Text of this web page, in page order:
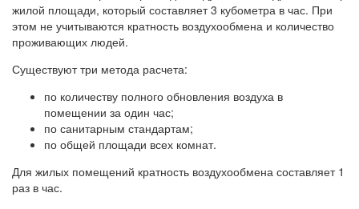
жилой площади, который составляет 3 кубометра в час. При
этом не учитываются кратность воздухообмена и количество
проживающих людей.
Существуют три метода расчета:
по количеству полного обновления воздуха в
помещении за один час;
по санитарным стандартам;
по общей площади всех комнат.
Для жилых помещений кратность воздухообмена составляет 1
раз в час.